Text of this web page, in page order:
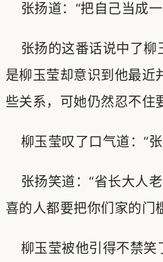
张扬道：“把自己当成
张扬的这番话说中了柳
是柳玉莹却意识到他最近
些关系，可她仍然忍不住
柳玉莹叹了口气道：“
张扬笑道：“省长大人
喜的人都要把你们家的门
柳玉莹被他引得不禁笑